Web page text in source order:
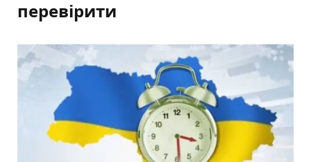
перевірити